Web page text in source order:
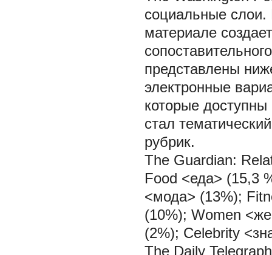
социальные слои.
материале
представлены
электронные
которые
стал
рубрик.
The Guardian:
Food <еда> (15,3
<мода> (13%);
(10%); Women
(2%); Celebrity
The Daily